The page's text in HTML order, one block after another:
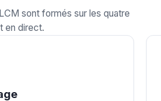
sont formés sur les quatre
en direct.